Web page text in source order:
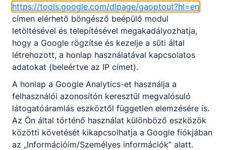
https://tools.google.com/dlpage/gaoptout?hl=en
címen elérhető böngésző beépülő modul
letöltésével és telepítésével megakadályozhatja,
hogy a Google rögzítse és kezelje a süti által
létrehozott, a honlap használatával kapcsolatos
adatokat (beleértve az IP címet).
A honlap a Google Analytics-et használja a
felhasználói azonosítón keresztül megvalósuló
látogatóáramlás eszköztől független elemzésére is.
Az Ön által történő használat különböző eszközök
közötti követését kikapcsolhatja a Google fiókjában
az „Információim/Személyes információk” alatt.